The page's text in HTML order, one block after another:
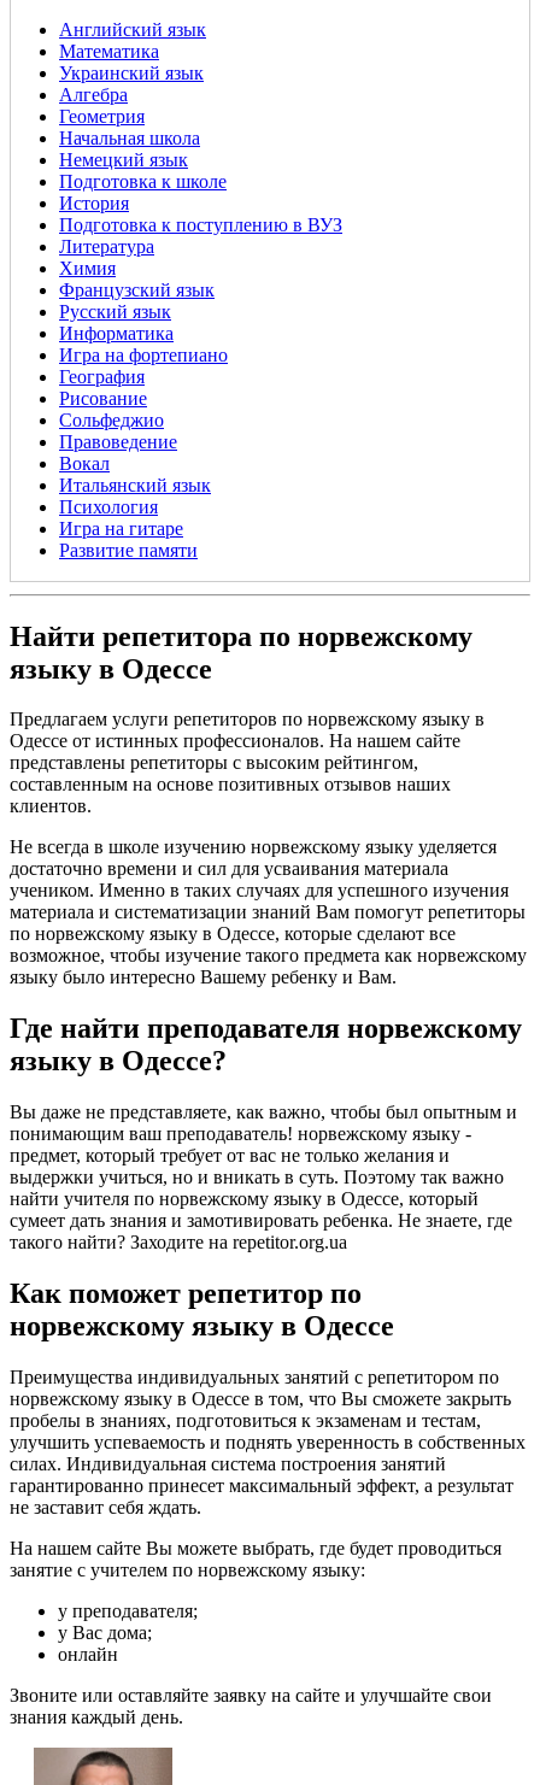
Английский язык
Математика
Украинский язык
Алгебра
Геометрия
Начальная школа
Немецкий язык
Подготовка к школе
История
Подготовка к поступлению в ВУЗ
Литература
Химия
Французский язык
Русский язык
Информатика
Игра на фортепиано
География
Рисование
Сольфеджио
Правоведение
Вокал
Итальянский язык
Психология
Игра на гитаре
Развитие памяти
Найти репетитора по норвежскому
языку в Одессе
Предлагаем услуги репетиторов по норвежскому языку в
Одессе от истинных профессионалов. На нашем сайте
представлены репетиторы с высоким рейтингом,
составленным на основе позитивных отзывов наших
клиентов.
Не всегда в школе изучению норвежскому языку уделяется
достаточно времени и сил для усваивания материала
учеником. Именно в таких случаях для успешного изучения
материала и систематизации знаний Вам помогут репетиторы
по норвежскому языку в Одессе, которые сделают все
возможное, чтобы изучение такого предмета как норвежскому
языку было интересно Вашему ребенку и Вам.
Где найти преподавателя норвежскому
языку в Одессе?
Вы даже не представляете, как важно, чтобы был опытным и
понимающим ваш преподаватель! норвежскому языку -
предмет, который требует от вас не только желания и
выдержки учиться, но и вникать в суть. Поэтому так важно
найти учителя по норвежскому языку в Одессе, который
сумеет дать знания и замотивировать ребенка. Не знаете, где
такого найти? Заходите на repetitor.org.ua
Как поможет репетитор по
норвежскому языку в Одессе
Преимущества индивидуальных занятий с репетитором по
норвежскому языку в Одессе в том, что Вы сможете закрыть
пробелы в знаниях, подготовиться к экзаменам и тестам,
улучшить успеваемость и поднять уверенность в собственных
силах. Индивидуальная система построения занятий
гарантированно принесет максимальный эффект, а результат
не заставит себя ждать.
На нашем сайте Вы можете выбрать, где будет проводиться
занятие с учителем по норвежскому языку:
у преподавателя;
у Вас дома;
онлайн
Звоните или оставляйте заявку на сайте и улучшайте свои
знания каждый день.